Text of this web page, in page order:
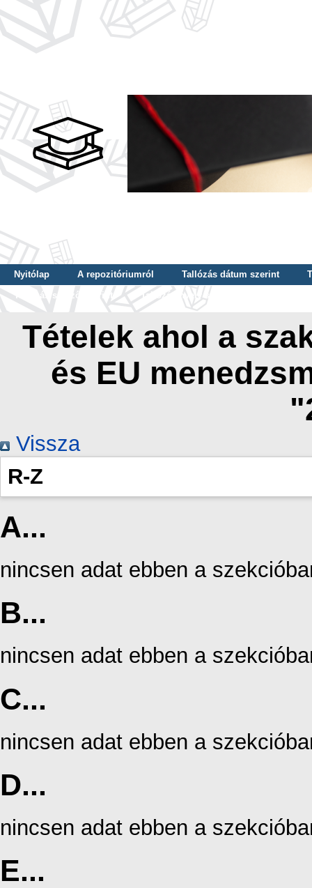
Nyitólap A repozitóriumról Tallózás dátum szerint
Tallózás szerző szerint
Tallózás nyelv szerint
Tételek ahol a
és EU
Vissza
R-Z
A...
nincsen adat ebben a
B...
nincsen adat ebben a
C...
nincsen adat ebben a
D...
nincsen adat ebben a
E...